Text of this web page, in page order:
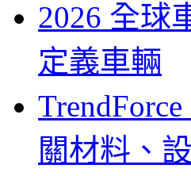
2026 全球
定義車輛
關材料、